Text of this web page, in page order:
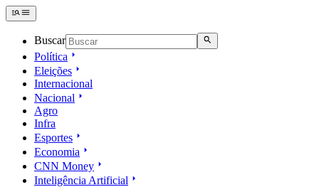
Buscar
Política
Eleições
Internacional
Nacional
Agro
Infra
Esportes
Economia
CNN Money
Inteligência Artificial